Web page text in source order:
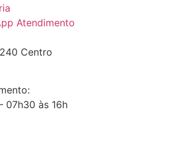
Atendimento
Centro
07h30 às 16h